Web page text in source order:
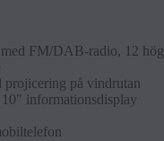
FM/DAB-ra­dio, 12
projicer­ing på vindrutan
in­form­a­tions­dis­play